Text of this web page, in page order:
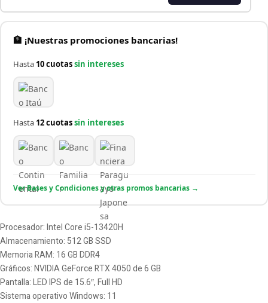
🏦 ¡Nuestras promociones bancarias!
Hasta 10 cuotassin intereses
Hasta 12 cuotassin intereses
Ver Bases y Condiciones y otras promos bancarias →
Procesador: Intel Core i5-13420H
Almacenamiento: 512 GB SSD
Memoria RAM: 16 GB DDR4
Gráficos: NVIDIA GeForce RTX 4050 de 6 GB
Pantalla: LED IPS de 15.6″, Full HD
Sistema operativo Windows: 11